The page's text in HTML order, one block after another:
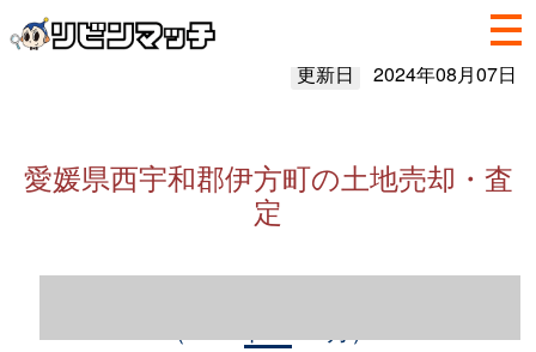
更新日 2024年08月07日
愛媛県西宇和郡伊方町の土地売却・査
定